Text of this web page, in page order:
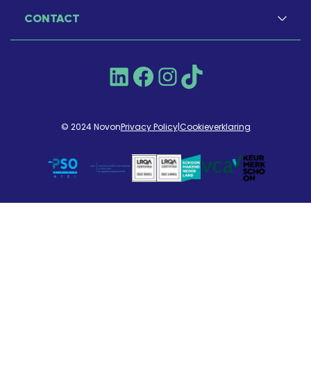
CONTACT
LinkedInFacebookInstagram
TikTok
© 2024 NovonPrivacy Policy|Cookieverklaring